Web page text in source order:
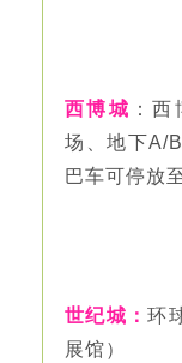
西博城 ：
场、地下A/
巴车可停放
世纪城：环
展馆）